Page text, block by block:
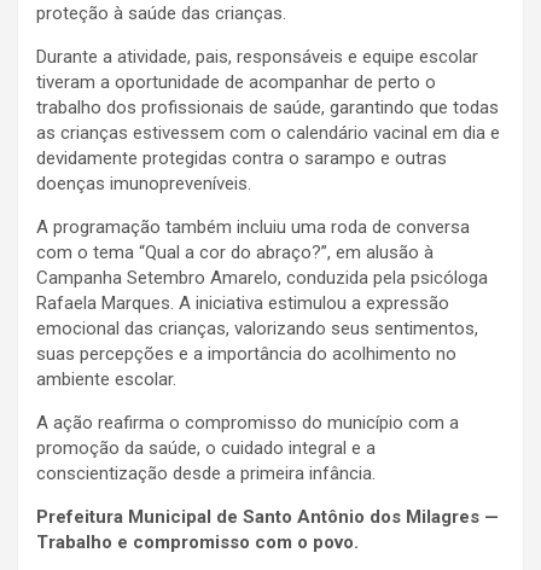
proteção à saúde das crianças.
Durante a atividade, pais, responsáveis e equipe escolar
tiveram a oportunidade de acompanhar de perto o
trabalho dos profissionais de saúde, garantindo que todas
as crianças estivessem com o calendário vacinal em dia e
devidamente protegidas contra o sarampo e outras
doenças imunopreveníveis.
A programação também incluiu uma roda de conversa
com o tema “Qual a cor do abraço?”, em alusão à
Campanha Setembro Amarelo, conduzida pela psicóloga
Rafaela Marques. A iniciativa estimulou a expressão
emocional das crianças, valorizando seus sentimentos,
suas percepções e a importância do acolhimento no
ambiente escolar.
A ação reafirma o compromisso do município com a
promoção da saúde, o cuidado integral e a
conscientização desde a primeira infância.
Prefeitura Municipal de Santo Antônio dos Milagres —
Trabalho e compromisso com o povo.